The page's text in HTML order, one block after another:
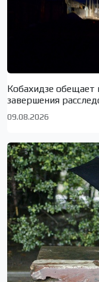
Кобахидзе обещает
завершения
09.08.2026